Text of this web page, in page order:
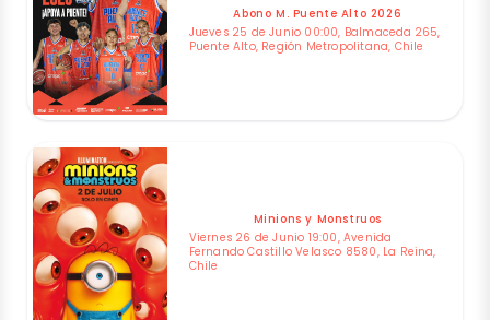
Abono M. Puente Alto 2026
Jueves 25 de Junio 00:00, Balmaceda 265,
Puente Alto, Región Metropolitana, Chile
Minions y Monstruos
Viernes 26 de Junio 19:00, Avenida
Fernando Castillo Velasco 8580, La Reina,
Chile